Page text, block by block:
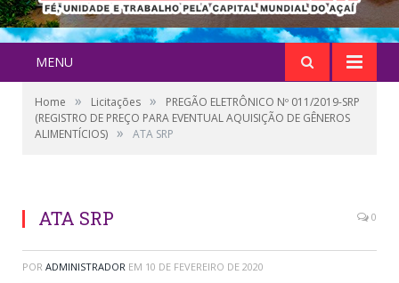
MENU
Home » Licitações »
PREGÃO ELETRÔNICO Nº 011/2019-SRP
(REGISTRO DE PREÇO PARA EVENTUAL AQUISIÇÃO DE GÊNEROS
ALIMENTÍCIOS) » ATA SRP
ATA SRP 0
POR ADMINISTRADOR EM 10 DE FEVEREIRO DE 2020